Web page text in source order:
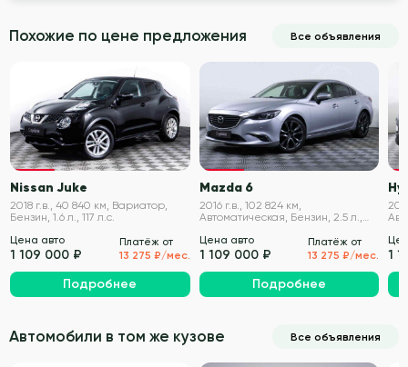
Похожие по цене предложения Все объявления
VIN проверен
Nissan Juke
2018 г.в., 40 840 км, Вариатор,
Бензин, 1.6 л., 117 л.с.
Цена авто
1 109 000 ₽
Платёж от
13 275 ₽/мес.
Подробнее
VIN проверен
Mazda 6
2016 г.в., 102 824 км,
Автоматическая, Бензин, 2.5 л.,
Цена авто
1 109 000 ₽
Платёж от
13 275 ₽/мес.
Подробнее
1
Автомобили в том же кузове Все объявления